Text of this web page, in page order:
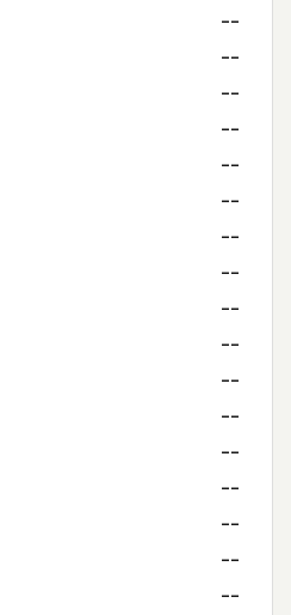
--
--
--
--
--
--
--
--
--
--
--
--
--
--
--
--
--